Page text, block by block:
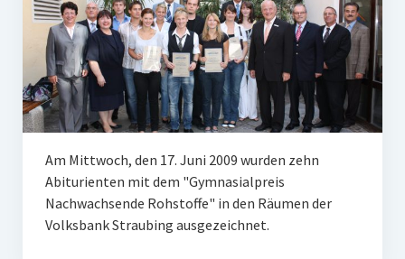
Unterstützen Sie uns
Datenschutz
Impressum und Disclaimer
Stipendien
Gymnasialpreise
Am Mittwoch, den 17. Juni 2009 wurden zehn
Abiturienten mit dem "Gymnasialpreis
Nachwachsende Rohstoffe" in den Räumen der
Volksbank Straubing ausgezeichnet.